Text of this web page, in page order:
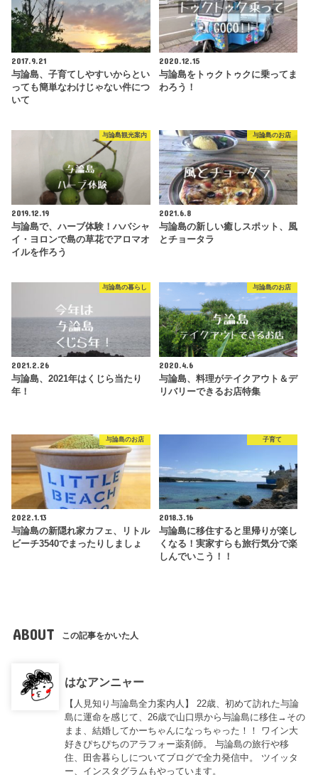
2017.9.21
与論島、子育てしやすいからとい
っても簡単なわけじゃない件につ
いて
2020.12.15
与論島をトゥクトゥクに乗ってま
わろう！
与論島観光案内
2019.12.19
与論島で、ハーブ体験！ハバシャ
イ・ヨロンで島の草花でアロマオ
イルを作ろう
与論島のお店
2021.6.8
与論島の新しい癒しスポット、風
とチョータラ
与論島の暮らし
2021.2.26
与論島、2021年はくじら当たり
年！
与論島のお店
2020.4.6
与論島、料理がテイクアウト＆デ
リバリーできるお店特集
与論島のお店
2022.1.13
与論島の新隠れ家カフェ、リトル
ビーチ3540でまったりしましょ
子育て
2018.3.16
与論島に移住すると里帰りが楽し
くなる！実家すらも旅行気分で楽
しんでいこう！！
ABOUT この記事をかいた人
はなアンニャー
【人見知り与論島全力案内人】 22歳、初めて訪れた与論
島に運命を感じて、26歳で山口県から与論島に移住→その
まま、結婚してかーちゃんになっちゃった！！ ワイン大
好きぴちぴちのアラフォー薬剤師。 与論島の旅行や移
住、田舎暮らしについてブログで全力発信中。 ツイッタ
ー、インスタグラムもやっています。